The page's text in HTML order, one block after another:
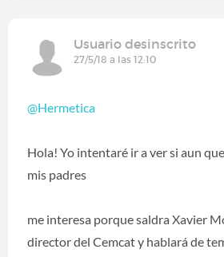
Usuario desinscrito
27/5/18 a las 12:10
@Hermetica
Hola! Yo intentaré ir a ver si aun
mis padres
me interesa porque saldra Xavier
director del Cemcat y hablará de